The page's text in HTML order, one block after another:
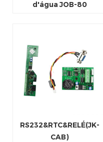
d'água JOB-80
RS232&RTC&RELÉ(JK-
CAB)